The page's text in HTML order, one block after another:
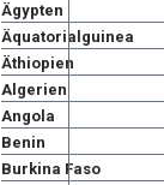
Ägypten
Äquatorialguinea
Äthiopien
Algerien
Angola
Benin
Burkina Faso